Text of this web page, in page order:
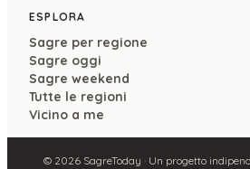
ESPLORA
Sagre per regione
Sagre oggi
Sagre weekend
Tutte le regioni
Vicino a me
© 2026SagreToday · Un progetto